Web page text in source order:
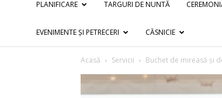
PLANIFICARE TARGURI DE NUNTĂ
EVENIMENTE ȘI PETRECERI CĂSNICIE
Acasă Servicii Buchet de mireasă și